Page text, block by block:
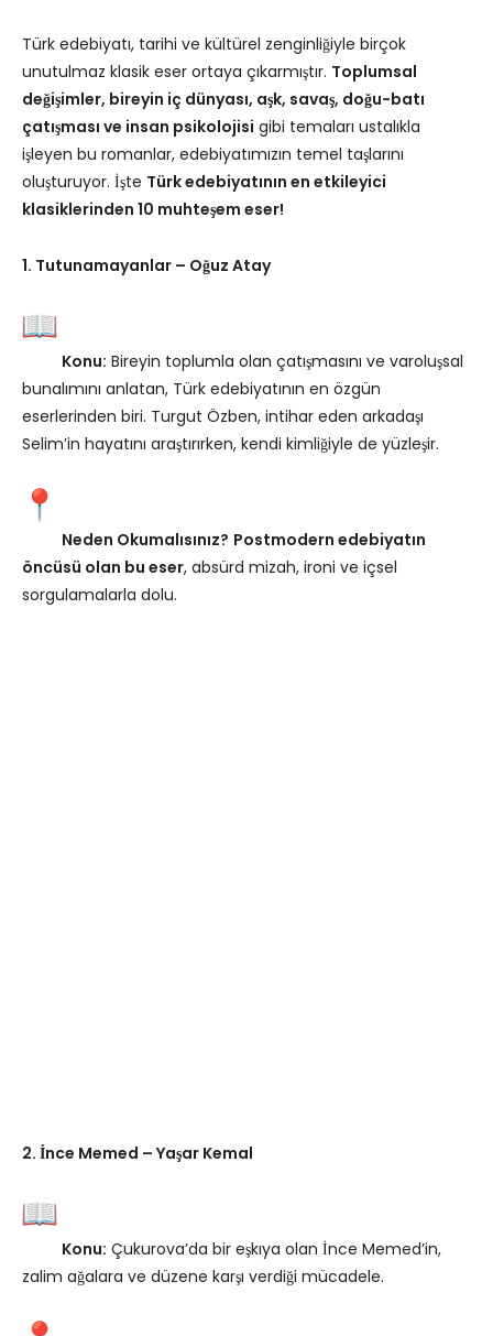
Türk edebiyatı, tarihi ve kültürel zenginliğiyle birçok
unutulmaz klasik eser ortaya çıkarmıştır. Toplumsal
değişimler, bireyin iç dünyası, aşk, savaş, doğu-batı
çatışması ve insan psikolojisi gibi temaları ustalıkla
işleyen bu romanlar, edebiyatımızın temel taşlarını
oluşturuyor. İşte Türk edebiyatının en etkileyici
klasiklerinden 10 muhteşem eser!
1. Tutunamayanlar – Oğuz Atay
Konu: Bireyin toplumla olan çatışmasını ve varoluşsal
bunalımını anlatan, Türk edebiyatının en özgün
eserlerinden biri. Turgut Özben, intihar eden arkadaşı
Selim’in hayatını araştırırken, kendi kimliğiyle de yüzleşir.
Neden Okumalısınız? Postmodern edebiyatın
öncüsü olan bu eser, absürd mizah, ironi ve içsel
sorgulamalarla dolu.
2. İnce Memed – Yaşar Kemal
Konu: Çukurova’da bir eşkıya olan İnce Memed’in,
zalim ağalara ve düzene karşı verdiği mücadele.